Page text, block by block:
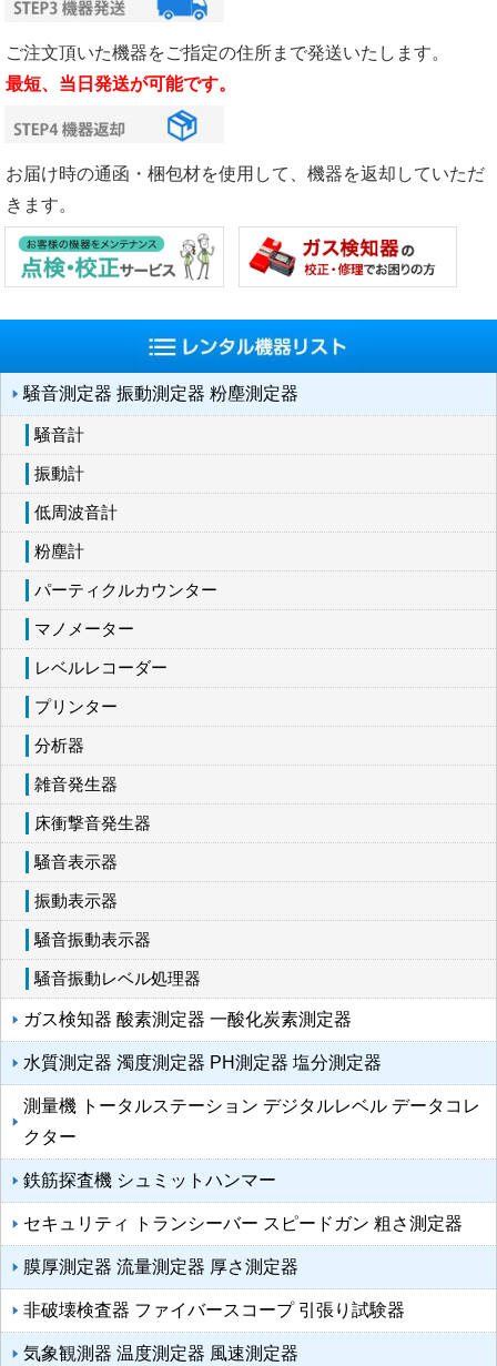
ご注文頂いた機器をご指定の住所まで発送いたします。
最短、当日発送が可能です。
お届け時の通函・梱包材を使用して、機器を返却していただ
きます。
騒音測定器 振動測定器 粉塵測定器
騒音計
振動計
低周波音計
粉塵計
パーティクルカウンター
マノメーター
レベルレコーダー
プリンター
分析器
雑音発生器
床衝撃音発生器
騒音表示器
振動表示器
騒音振動表示器
騒音振動レベル処理器
ガス検知器 酸素測定器 一酸化炭素測定器
水質測定器 濁度測定器 PH測定器 塩分測定器
測量機 トータルステーション デジタルレベル データコレ
クター
鉄筋探査機 シュミットハンマー
セキュリティ トランシーバー スピードガン 粗さ測定器
膜厚測定器 流量測定器 厚さ測定器
非破壊検査器 ファイバースコープ 引張り試験器
気象観測器 温度測定器 風速測定器